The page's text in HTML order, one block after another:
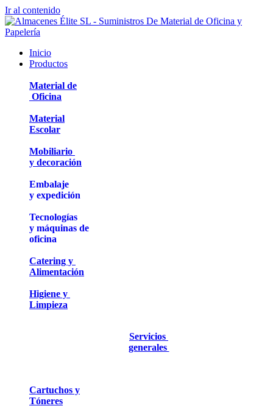
Ir al contenido
Inicio
Productos
Material de
Oficina
Material
Escolar
Mobiliario
y decoración
Embalaje
y expedición
Tecnologías
y máquinas de
oficina
Catering y
Alimentación
Higiene y
Limpieza
Servicios
generales
Cartuchos y
Tóneres